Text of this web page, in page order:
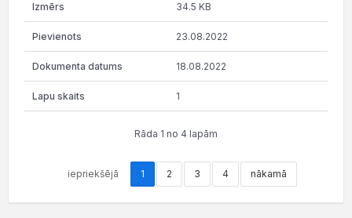
34.5 KB
23.08.2022
18.08.2022
1
Rāda 1 no 4 lapām
iepriekšējā 1 2 3 4 nākamā